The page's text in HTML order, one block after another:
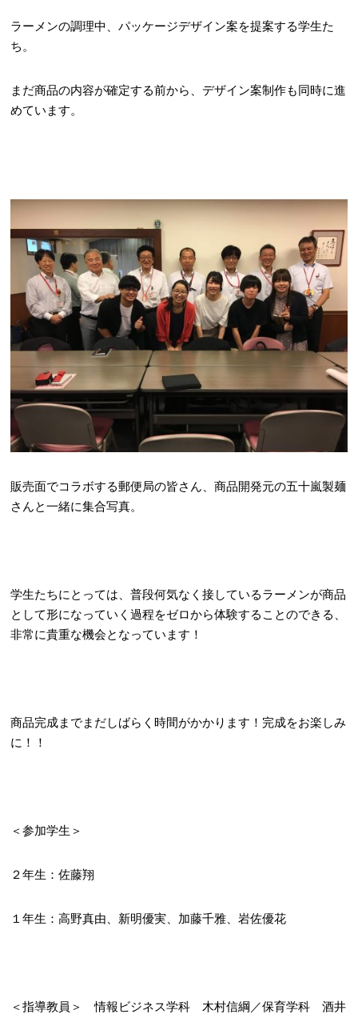
ラーメンの調理中、パッケージデザイン案を提案する学生た
ち。
まだ商品の内容が確定する前から、デザイン案制作も同時に進
めています。
販売面でコラボする郵便局の皆さん、商品開発元の五十嵐製麺
さんと一緒に集合写真。
学生たちにとっては、普段何気なく接しているラーメンが商品
として形になっていく過程をゼロから体験することのできる、
非常に貴重な機会となっています！
商品完成までまだしばらく時間がかかります！完成をお楽しみ
に！！
＜参加学生＞
２年生：佐藤翔
１年生：高野真由、新明優実、加藤千雅、岩佐優花
＜指導教員＞ 情報ビジネス学科 木村信綱／保育学科 酒井